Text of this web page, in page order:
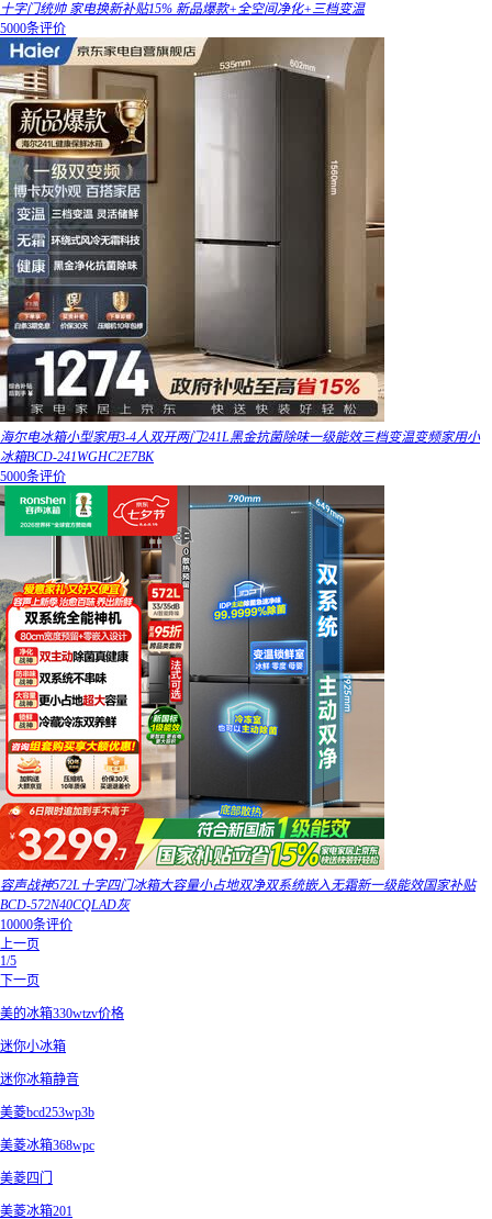
十字门统帅 家电换新补贴15% 新品爆款+全空间净化+三档变温
5000条评价
海尔电冰箱小型家用3-4人双开两门241L黑金抗菌除味一级能效三档变温变频家用小
冰箱BCD-241WGHC2E7BK
5000条评价
容声战神572L十字四门冰箱大容量小占地双净双系统嵌入无霜新一级能效国家补贴
BCD-572N40CQLAD灰
10000条评价
上一页
1/5
下一页
美的冰箱330wtzv价格
迷你小冰箱
迷你冰箱静音
美菱bcd253wp3b
美菱冰箱368wpc
美菱四门
美菱冰箱201